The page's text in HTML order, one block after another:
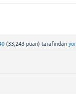
(33,243 puan) tarafından